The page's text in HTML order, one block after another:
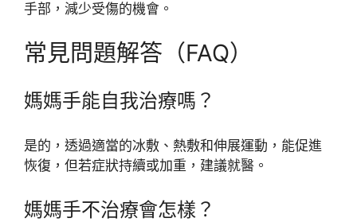
手部，減少受傷的機會。
常見問題解答（FAQ）
媽媽手能自我治療嗎？
是的，透過適當的冰敷、熱敷和伸展運動，能促進
恢復，但若症狀持續或加重，建議就醫。
媽媽手不治療會怎樣？